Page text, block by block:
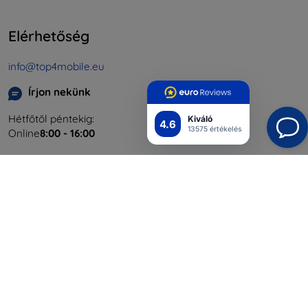
4.6 Kiváló
13575 értékelés
Elérhetőség
info@top4mobile.eu
Írjon nekünk
Hétfőtől péntekig:
Online8:00 - 16:00
Szombat és vasárnap: